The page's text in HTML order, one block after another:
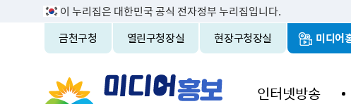
이 누리집은 대한민국 공식 전자정부 누리집입니다.
금천구청
열린구청장실 현장구청장실 미디어
인터넷방송